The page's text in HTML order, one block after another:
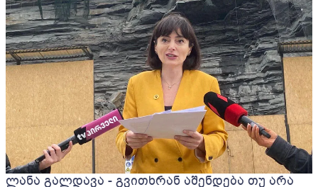
ლანა გალდავა - გვითხრან აშენდება თუ არა